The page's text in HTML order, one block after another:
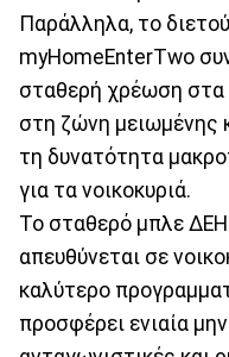
Παράλληλα, το
myHomeEnterTwo
σταθερή χρέωση στα
στη ζώνη μειωμένης
τη δυνατότητα
για τα νοικοκυριά.
Το σταθερό μπλε
απευθύνεται σε
καλύτερο
προσφέρει ενιαία